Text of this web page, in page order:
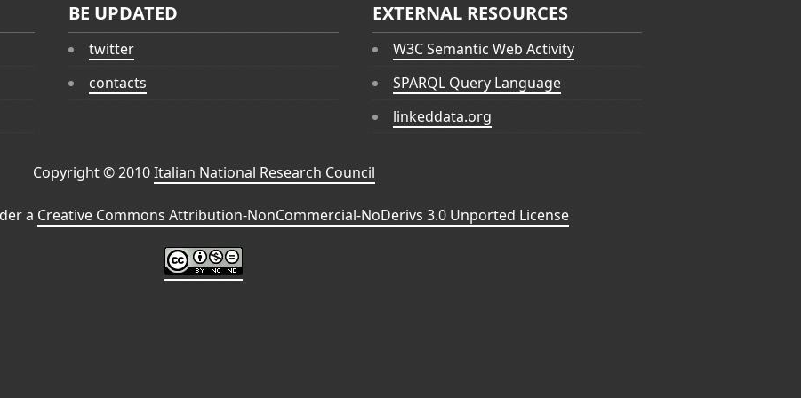
BE UPDATED
twitter
contacts
EXTERNAL RESOURCES
W3C Semantic Web Activity
SPARQL Query Language
linkeddata.org
Copyright © 2010Italian National Research Council
a Creative Commons Attribution-NonCommercial-NoDerivs 3.0 Unported License